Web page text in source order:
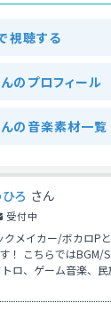
視聴する
のプロフィール
んの音楽素材一覧
ろ さん
受付中
メイカー/ボカロP
！ こちらではBGM/
ロ、ゲーム音楽、